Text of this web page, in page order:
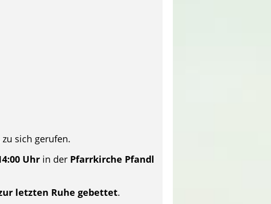
sich gerufen.
Uhr in der Pfarrkirche Pfandl
letzten Ruhe gebettet.